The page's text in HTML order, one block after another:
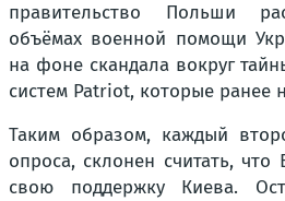
правительство Польши
объёмах военной помощи
на фоне скандала вокруг
систем Patriot, которые ранее
Таким образом, каждый
опроса, склонен считать,
свою поддержку Киева.